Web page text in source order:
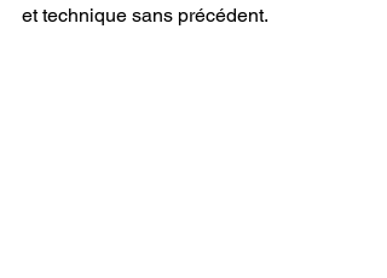
et technique sans précédent.